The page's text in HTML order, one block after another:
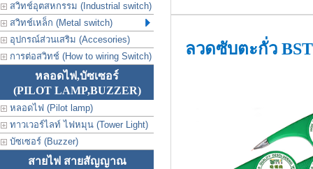
สวิทช์อุตสหกรรม (Industrial switch)
สวิทช์เหล็ก (Metal switch)
อุปกรณ์ส่วนเสริม (Accesories)
การต่อสวิทช์ (How to wiring Switch)
หลอดไฟ,บัซเซอร์
(PILOT LAMP,BUZZER)
หลอดไฟ (Pilot lamp)
ทาวเวอร์ไลท์ ไฟหมุน (Tower Light)
บัซเซอร์ (Buzzer)
สายไฟ สายสัญญาณ
ลวดซับตะกั่ว